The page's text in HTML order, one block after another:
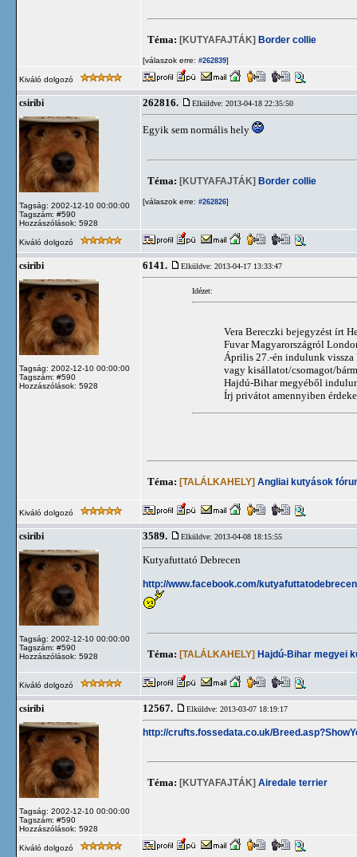
Téma: [KUTYAFAJTÁK] Border collie
[válaszok erre: #262839]
Kiváló dolgozó
csiribi
Tagság: 2002-12-10 00:00:00
Tagszám: #590
Hozzászólások: 5928
262816. Elküldve: 2013-04-18 22:35:50
Egyik sem normális hely
Téma: [KUTYAFAJTÁK] Border collie
[válaszok erre: #262826]
Kiváló dolgozó
csiribi
Tagság: 2002-12-10 00:00:00
Tagszám: #590
Hozzászólások: 5928
6141. Elküldve: 2013-04-17 13:33:47
Idézet:
Vera Bereczki bejegyzést írt
Fuvar Magyarországról
Április 27.-én indulunk vissza
vagy kisállatot/csomagot/
Hajdú-Bihar megyéből
Írj privátot amennyiben
Téma: [TALÁLKAHELY] Angliai kutyások
Kiváló dolgozó
csiribi
Tagság: 2002-12-10 00:00:00
Tagszám: #590
Hozzászólások: 5928
3589. Elküldve: 2013-04-08 18:15:55
Kutyafuttató Debrecen
http://www.facebook.com/kutyafuttatodebrecen
Téma: [TALÁLKAHELY] Hajdú-Bihar megyei
Kiváló dolgozó
csiribi
Tagság: 2002-12-10 00:00:00
Tagszám: #590
Hozzászólások: 5928
12567. Elküldve: 2013-03-07 18:19:17
http://crufts.fossedata.co.uk/
Téma: [KUTYAFAJTÁK] Airedale terrier
Kiváló dolgozó